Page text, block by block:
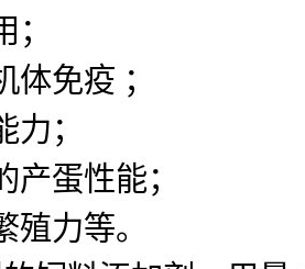
体免疫 ；
；
产蛋性能；
殖力等。